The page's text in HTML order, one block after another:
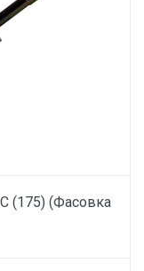
(175) (Фасовка